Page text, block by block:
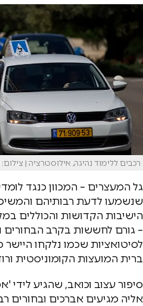
רכבים ללימוד נהיגה, אילוסטרציה | צילום: Yonatan Sindel/Flash90
גל המעצרים – המכוון כנגד
שנשמעו לדעת רבותיהם
הישיבות הקדושות והכוללים
– גורם לחששות בקרב הבחורים
לסיטואציות שכמו נלקחו
ברית המועצות הקומוניסטית
סיפור עצוב וכואב, שהגיע לידי
אליה מגיעים אברכים ובחורים